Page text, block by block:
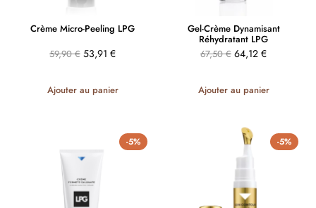
Crème Micro-Peeling LPG
59,90€ 53,91 €
Ajouter au panier
Gel-Crème Dynamisant
Réhydratant LPG
67,50€ 64,12 €
Ajouter au panier
-5% -5%